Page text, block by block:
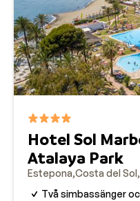
I Estapona finns det
gillar lokala rätter som
en hamburgare på en
snabbmatskedjorna
staden finns också ett
handla mat eller hitta
Hotel Sol
Atalaya Park
Estepona Costa del Sol
Två simbassänger